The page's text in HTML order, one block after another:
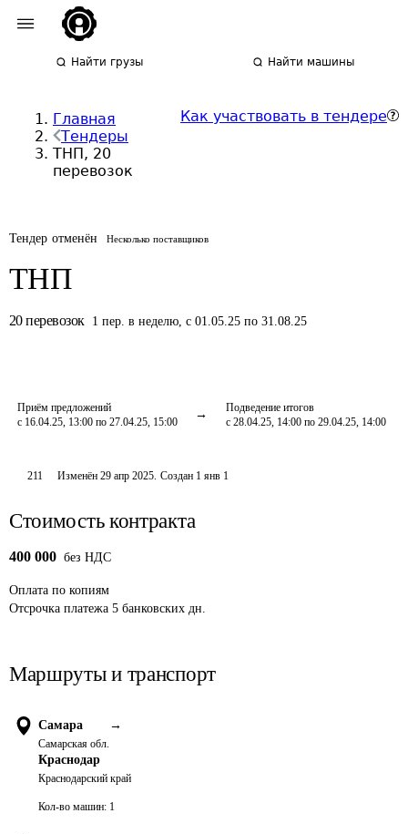
Найти грузы Найти машины
Главная
Тендеры
ТНП, 20
перевозок
Как участвовать в тендере
Тендер отменён Несколько поставщиков
ТНП
20 перевозок 1 пер. в неделю, с 01.05.25 по 31.08.25
Приём предложений
с 16.04.25, 13:00 по 27.04.25, 15:00
Подведение итогов
с 28.04.25, 14:00 по 29.04.25, 14:00
211 Изменён29 апр 2025. Создан 1 янв 1
Стоимость контракта
400 000 без НДС
Оплата по копиям
Отсрочка платежа 5 банковских дн.
Маршруты и транспорт
Самара →
Самарская обл.
Краснодар
Краснодарский край
Кол-во машин: 1